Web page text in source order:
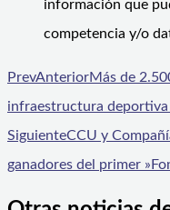
información que
competencia y/o
PrevAnteriorMás de
infraestructura deportiva
SiguienteCCU y
ganadores del primer